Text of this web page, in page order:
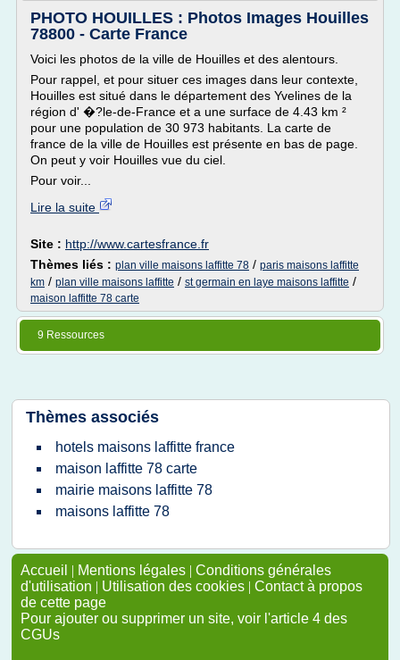
PHOTO HOUILLES : Photos Images Houilles
78800 - Carte France
Voici les photos de la ville de Houilles et des alentours.
Pour rappel, et pour situer ces images dans leur contexte,
Houilles est situé dans le département des Yvelines de la
région d' �?le-de-France et a une surface de 4.43 km ²
pour une population de 30 973 habitants. La carte de
france de la ville de Houilles est présente en bas de page.
On peut y voir Houilles vue du ciel.
Pour voir...
Lire la suite
Site : http://www.cartesfrance.fr
Thèmes liés : plan ville maisons laffitte 78 / paris maisons laffitte
km / plan ville maisons laffitte / st germain en laye maisons laffitte /
maison laffitte 78 carte
9 Ressources
Thèmes associés
hotels maisons laffitte france
maison laffitte 78 carte
mairie maisons laffitte 78
maisons laffitte 78
Accueil | Mentions légales | Conditions générales
d'utilisation | Utilisation des cookies | Contact à propos
de cette page
Pour ajouter ou supprimer un site, voir l'article 4 des
CGUs